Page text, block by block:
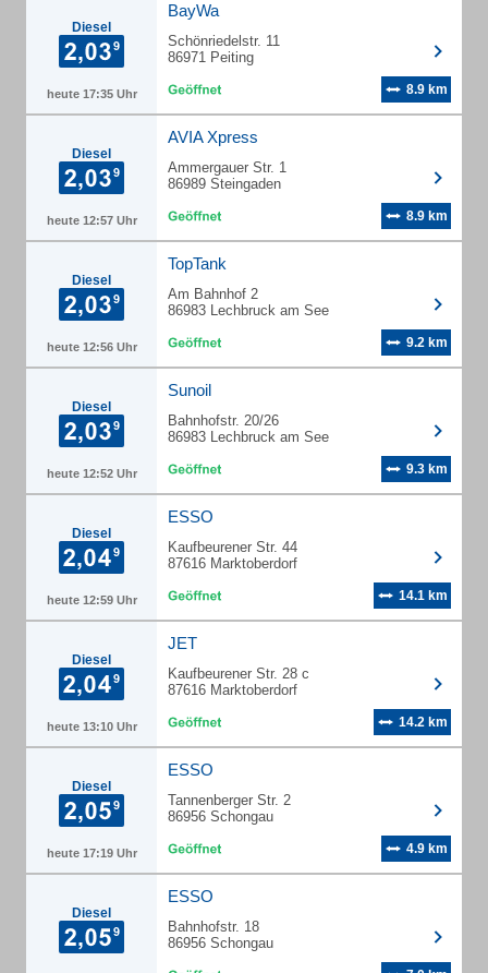
Diesel
heute 17:35 Uhr
BayWa
Schönriedelstr. 11
86971 Peiting
8.9 km
Diesel
heute 12:57 Uhr
AVIA Xpress
Ammergauer Str. 1
86989 Steingaden
8.9 km
Diesel
heute 12:56 Uhr
TopTank
Am Bahnhof 2
86983 Lechbruck am See
9.2 km
Diesel
heute 12:52 Uhr
Sunoil
Bahnhofstr. 20/26
86983 Lechbruck am See
9.3 km
Diesel
heute 12:59 Uhr
ESSO
Kaufbeurener Str. 44
87616 Marktoberdorf
14.1 km
Diesel
heute 13:10 Uhr
JET
Kaufbeurener Str. 28 c
87616 Marktoberdorf
14.2 km
Diesel
heute 17:19 Uhr
ESSO
Tannenberger Str. 2
86956 Schongau
4.9 km
Diesel
ESSO
Bahnhofstr. 18
86956 Schongau